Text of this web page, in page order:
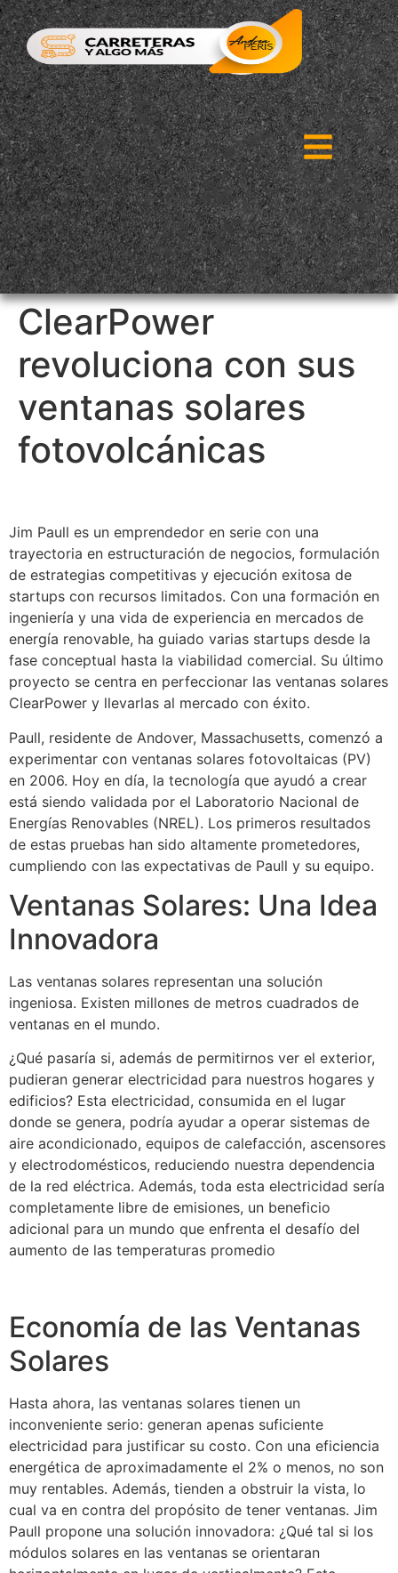
ClearPower
revoluciona con sus
ventanas solares
fotovolcánicas
Jim Paull es un emprendedor en serie con una
trayectoria en estructuración de negocios, formulación
de estrategias competitivas y ejecución exitosa de
startups con recursos limitados. Con una formación en
ingeniería y una vida de experiencia en mercados de
energía renovable, ha guiado varias startups desde la
fase conceptual hasta la viabilidad comercial. Su último
proyecto se centra en perfeccionar las ventanas solares
ClearPower y llevarlas al mercado con éxito.
Paull, residente de Andover, Massachusetts, comenzó a
experimentar con ventanas solares fotovoltaicas (PV)
en 2006. Hoy en día, la tecnología que ayudó a crear
está siendo validada por el Laboratorio Nacional de
Energías Renovables (NREL). Los primeros resultados
de estas pruebas han sido altamente prometedores,
cumpliendo con las expectativas de Paull y su equipo.
Ventanas Solares: Una Idea
Innovadora
Las ventanas solares representan una solución
ingeniosa. Existen millones de metros cuadrados de
ventanas en el mundo.
¿Qué pasaría si, además de permitirnos ver el exterior,
pudieran generar electricidad para nuestros hogares y
edificios? Esta electricidad, consumida en el lugar
donde se genera, podría ayudar a operar sistemas de
aire acondicionado, equipos de calefacción, ascensores
y electrodomésticos, reduciendo nuestra dependencia
de la red eléctrica. Además, toda esta electricidad sería
completamente libre de emisiones, un beneficio
adicional para un mundo que enfrenta el desafío del
aumento de las temperaturas promedio
Economía de las Ventanas
Solares
Hasta ahora, las ventanas solares tienen un
inconveniente serio: generan apenas suficiente
electricidad para justificar su costo. Con una eficiencia
energética de aproximadamente el 2% o menos, no son
muy rentables. Además, tienden a obstruir la vista, lo
cual va en contra del propósito de tener ventanas. Jim
Paull propone una solución innovadora: ¿Qué tal si los
módulos solares en las ventanas se orientaran